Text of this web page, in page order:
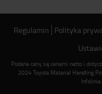
Regulamin Polityka
Podane ceny są cenami netto i
2024 Toyota Material Handling